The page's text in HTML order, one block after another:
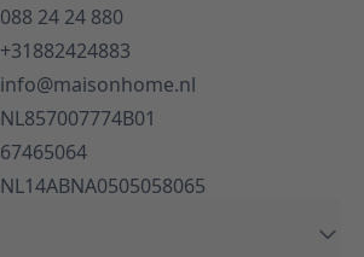
088 24 24 880
+31882424883
info@maisonhome.nl
NL857007774B01
67465064
NL14ABNA0505058065